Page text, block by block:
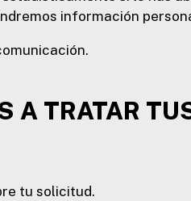
información
A TRATAR
tu solicitud.